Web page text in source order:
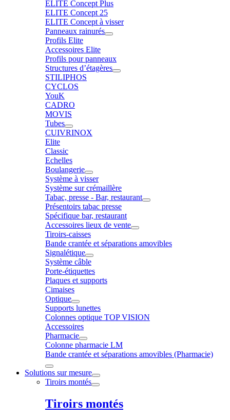
ELITE Concept Plus
ELITE Concept 25
ELITE Concept à visser
Panneaux rainurés
Profils Elite
Accessoires Elite
Profils pour panneaux
Structures d’étagères
STILIPHOS
CYCLOS
YouK
CADRO
MOVIS
Tubes
CUIVRINOX
Elite
Classic
Echelles
Boulangerie
Système à visser
Système sur crémaillère
Tabac, presse - Bar, restaurant
Présentoirs tabac presse
Spécifique bar, restaurant
Accessoires lieux de vente
Tiroirs-caisses
Bande crantée et séparations amovibles
Signalétique
Système câble
Porte-étiquettes
Plaques et supports
Cimaises
Optique
Supports lunettes
Colonnes optique TOP VISION
Accessoires
Pharmacie
Colonne pharmacie LM
Bande crantée et séparations amovibles (Pharmacie)
Solutions sur mesure
Tiroirs montés
Tiroirs montés